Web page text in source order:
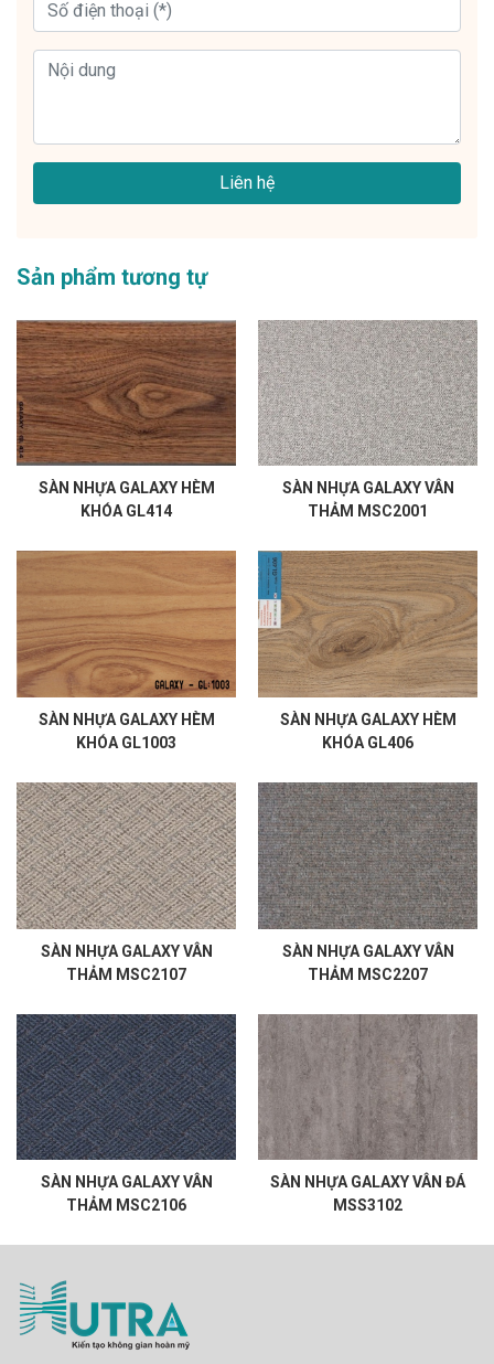
Liên hệ
Sản phẩm tương tự
SÀN NHỰA GALAXY HÈM
KHÓA GL414
SÀN NHỰA GALAXY VÂN
THẢM MSC2001
SÀN NHỰA GALAXY HÈM
KHÓA GL1003
SÀN NHỰA GALAXY HÈM
KHÓA GL406
SÀN NHỰA GALAXY VÂN
THẢM MSC2107
SÀN NHỰA GALAXY VÂN
THẢM MSC2207
SÀN NHỰA GALAXY VÂN
THẢM MSC2106
SÀN NHỰA GALAXY VÂN ĐÁ
MSS3102